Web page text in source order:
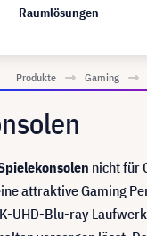
Raumlösungen
Produkte Gaming
nicht für
attraktive Gaming
UHD-Blu-ray